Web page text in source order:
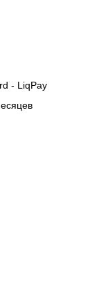
- LiqPay